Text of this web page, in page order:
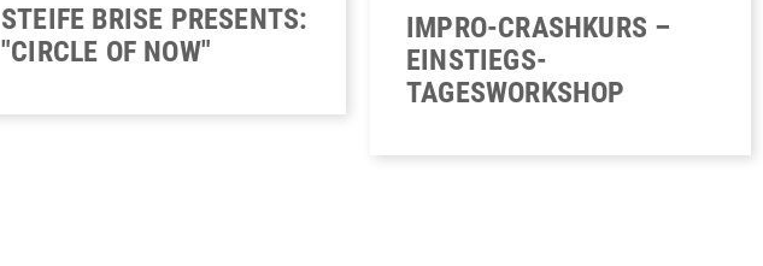
STEIFE BRISE PRESENTS:
"CIRCLE OF NOW"
IMPRO-CRASHKURS –
EINSTIEGS-
TAGESWORKSHOP